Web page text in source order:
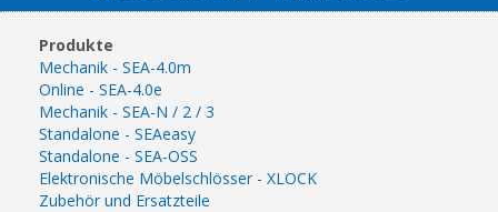
Produkte
Mechanik - SEA-4.0m
Online - SEA-4.0e
Mechanik - SEA-N / 2 / 3
Standalone - SEAeasy
Standalone - SEA-OSS
Elektronische Möbelschlösser - XLOCK
Zubehör und Ersatzteile